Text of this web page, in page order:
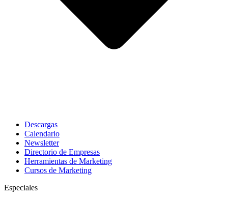
Descargas
Calendario
Newsletter
Directorio de Empresas
Herramientas de Marketing
Cursos de Marketing
Especiales